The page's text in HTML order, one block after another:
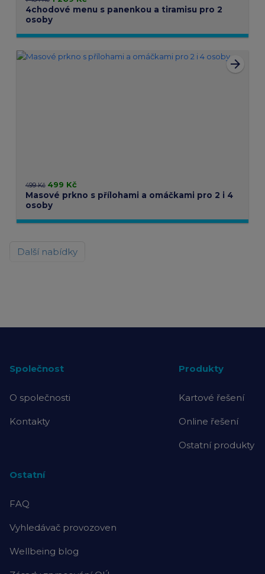
4chodové menu s panenkou a tiramisu pro 2
osoby
arrow_forward
499 Kč 499 Kč
Masové prkno s přílohami a omáčkami pro 2 i 4
osoby
Další nabídky
Společnost
O společnosti
Kontakty
Produkty
Kartové řešení
Online řešení
Ostatní produkty
Ostatní
FAQ
Vyhledávač provozoven
Wellbeing blog